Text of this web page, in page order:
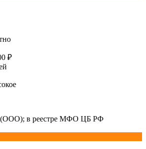
₽
в реестре МФО ЦБ РФ